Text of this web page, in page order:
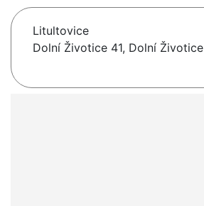
Litultovice
Dolní Životice 41, Dolní Životice